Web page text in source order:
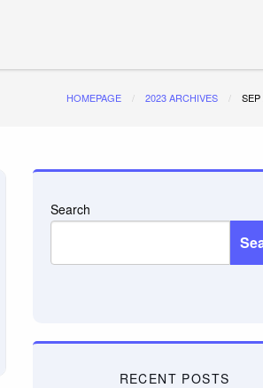
HOMEPAGE 2023 ARCHIVES
Search
RECENT POSTS